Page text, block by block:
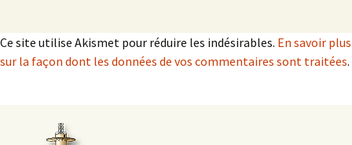
Ce site utilise Akismet pour réduire les indésirables. En savoir plus
sur la façon dont les données de vos commentaires sont traitées.